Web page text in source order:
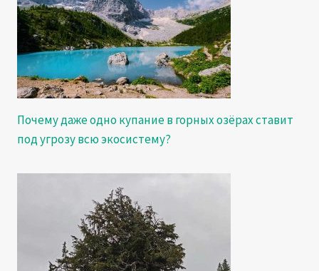
Почему даже одно купание в горных озёрах ставит
под угрозу всю экосистему?